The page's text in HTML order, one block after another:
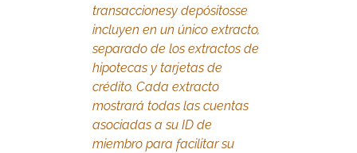
transaccionesy depósitosse
incluyen en un único extracto,
separado de los extractos de
hipotecas y tarjetas de
crédito. Cada extracto
mostrará todas las cuentas
asociadas a su ID de
miembro para facilitar su